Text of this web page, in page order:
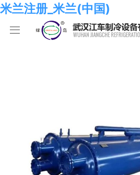
米兰注册_米兰(中国)
米兰注册_米兰(中国)
空调系列
冷冻系列
荣誉资质
发展历程
米兰注册_米兰(中国)
行业新闻
合作伙伴
人员招聘